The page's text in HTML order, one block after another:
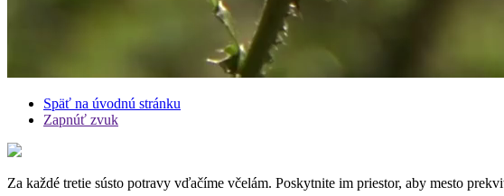
Späť na úvodnú stránku
Zapnúť zvuk
Za každé tretie sústo potravy vďačíme včelám. Poskytnite im priestor, aby mesto